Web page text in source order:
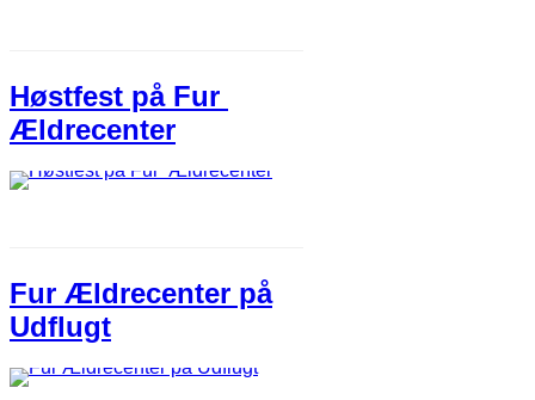
Høstfest på ​Fur ​
Ældrecenter
Fur Ældrecenter på
Udflugt